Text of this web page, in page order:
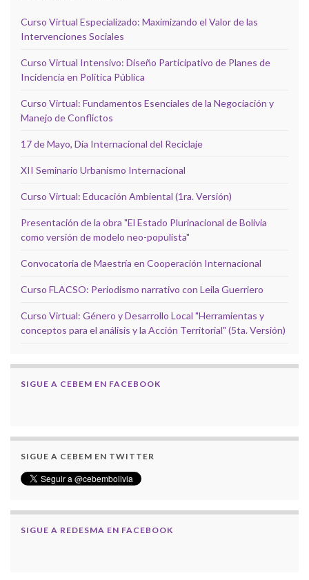
Curso Virtual Especializado: Maximizando el Valor de las
Intervenciones Sociales
Curso Virtual Intensivo: Diseño Participativo de Planes de
Incidencia en Política Pública
Curso Virtual: Fundamentos Esenciales de la Negociación y
Manejo de Conflictos
17 de Mayo, Día Internacional del Reciclaje
XII Seminario Urbanismo Internacional
Curso Virtual: Educación Ambiental (1ra. Versión)
Presentación de la obra "El Estado Plurinacional de Bolivia
como versión de modelo neo-populista"
Convocatoria de Maestría en Cooperación Internacional
Curso FLACSO: Periodismo narrativo con Leila Guerriero
Curso Virtual: Género y Desarrollo Local "Herramientas y
conceptos para el análisis y la Acción Territorial" (5ta. Versión)
SIGUE A CEBEM EN FACEBOOK
SIGUE A CEBEM EN TWITTER
SIGUE A REDESMA EN FACEBOOK